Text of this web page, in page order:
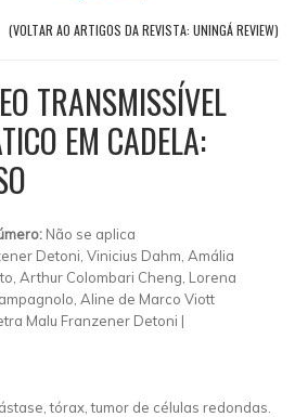
(VOLTAR AO ARTIGOS DA REVISTA: UNINGÁ REVIEW)
TRANSMISSÍVEL
EM CADELA:
Não se aplica
Detoni, Vinicius Dahm, Amália
Arthur Colombari Cheng, Lorena
Aline de Marco Viott
Malu Franzener Detoni |
tórax, tumor de células redondas.